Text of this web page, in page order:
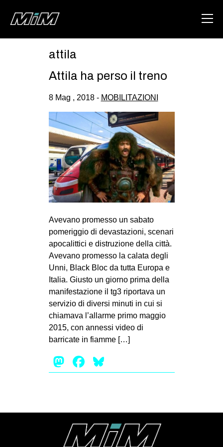
ABOUT
DEGENERAZIONE
GAZA FREESTYLE
CSOA LAMBRETTA
MSM
STUDENTI TSUNAMI
MILANO
MOBILITAZIONI
SPAZI
SPORT POPOLARE
MOVIMENTI
AMBIENTE
ANTIFASCISMO
GENERI
STUDENTI
attila
Attila ha perso il treno
8 Mag , 2018 - MOBILITAZIONI
Avevano promesso un sabato
pomeriggio di devastazioni, scenari
apocalittici e distruzione della città.
Avevano promesso la calata degli
Unni, Black Bloc da tutta Europa e
Italia. Giusto un giorno prima della
manifestazione il tg3 riportava un
servizio di diversi minuti in cui si
chiamava l’allarme primo maggio
2015, con annessi video di
barricate in fiamme […]
Mastodon
Facebook